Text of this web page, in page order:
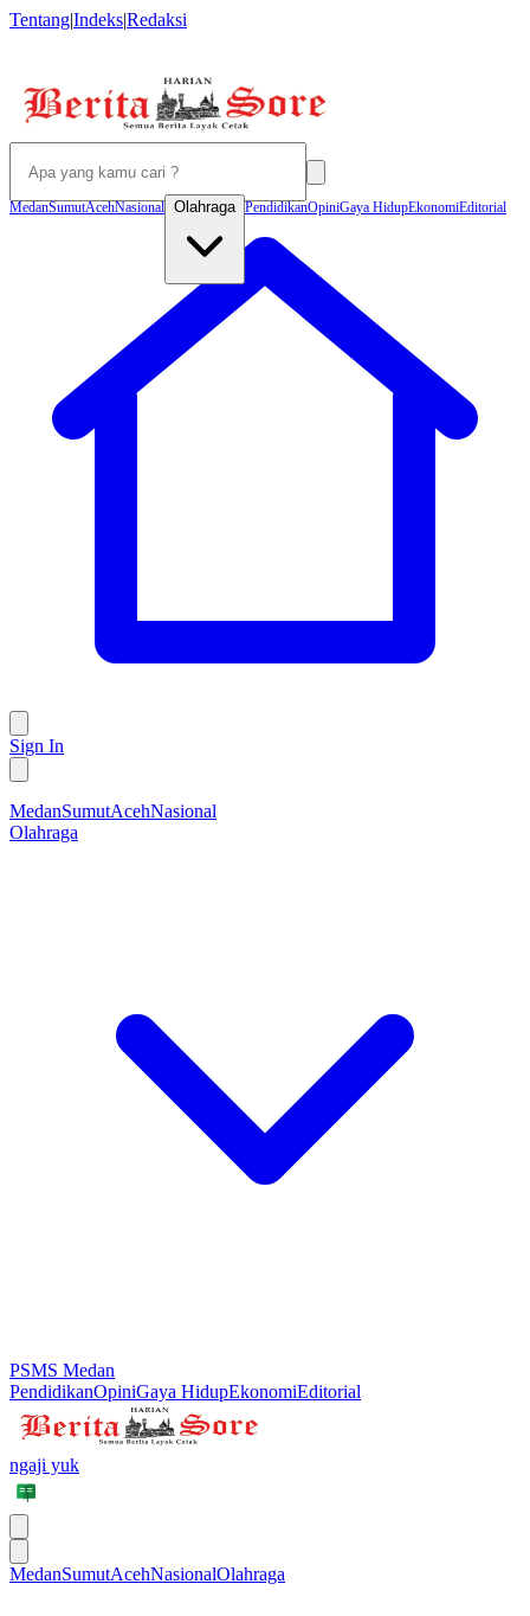
Tentang|Indeks|Redaksi
MedanSumutAcehNasional Olahraga PendidikanOpiniGaya HidupEkonomiEditorial
Sign In
MedanSumutAcehNasional
Olahraga
PSMS Medan
PendidikanOpiniGaya HidupEkonomiEditorial
ngaji yuk
MedanSumutAcehNasionalOlahraga